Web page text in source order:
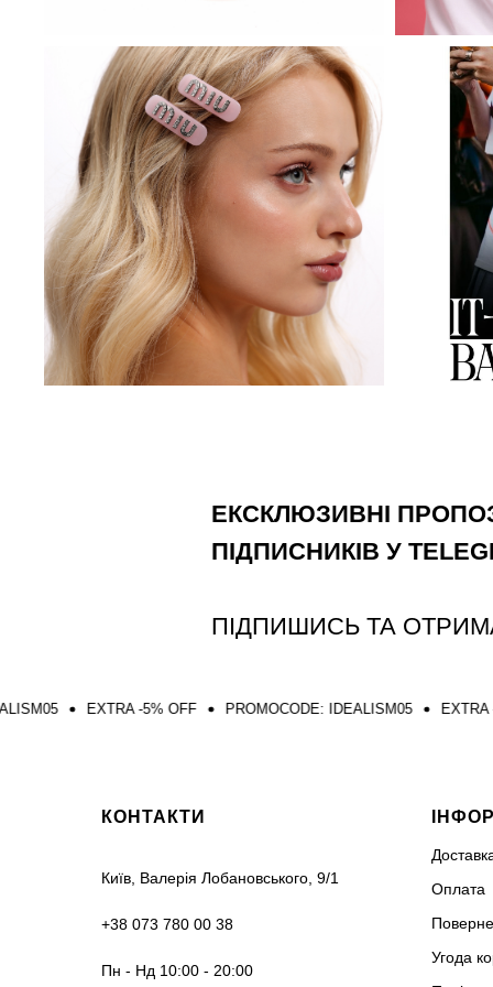
ЕКСКЛЮЗИВНІ
ПІДПИСНИКІВ У
ПІДПИШИСЬ ТА
EXTRA -5% OFF PROMOCODE: IDEALISM05 EXTRA -5% OFF
КОНТАКТИ
Київ, Валерія Лобановського, 9/1
+38 073 780 00 38
Пн - Нд 10:00 - 20:00
Оплата
Угода